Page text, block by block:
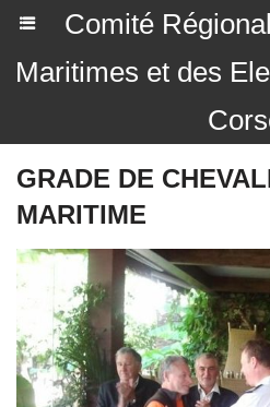
Comité
Maritimes et des
GRADE DE
MARITIME